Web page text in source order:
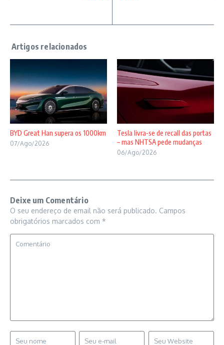
BYD Great Han supera os 1000km
07/Ago/2026
Tesla livra-se de recall das portas
– mas NHTSA pede mudanças
06/Ago/2026
Deixe um Comentário
O seu endereço de email não será publicado. Campos
obrigatórios marcados com *